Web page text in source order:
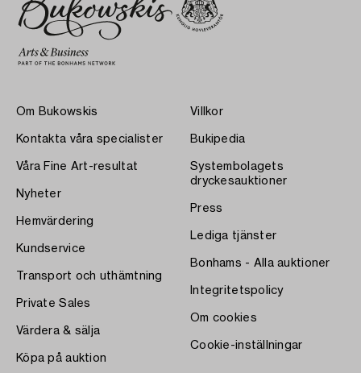
Om Bukowskis
Kontakta våra specialister
Våra Fine Art-resultat
Nyheter
Hemvärdering
Kundservice
Transport och uthämtning
Private Sales
Värdera & sälja
Köpa på auktion
Villkor
Bukipedia
Systembolagets
dryckesauktioner
Press
Lediga tjänster
Bonhams - Alla auktioner
Integritetspolicy
Om cookies
Cookie-inställningar